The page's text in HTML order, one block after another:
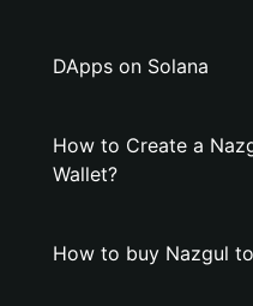
DApps on Solana
How to Create a
Wallet?
How to buy Nazgul